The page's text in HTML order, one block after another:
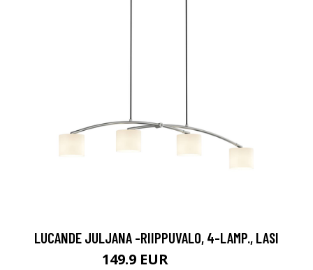
LUCANDE JULJANA -RIIPPUVALO, 4-LAMP., LASI
149.9 EUR